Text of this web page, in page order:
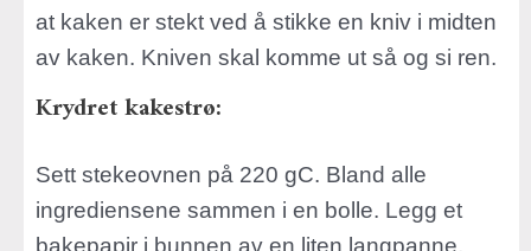
at kaken er stekt ved å stikke en kniv i midten
av kaken. Kniven skal komme ut så og si ren.
Krydret kakestrø:
Sett stekeovnen på 220 gC. Bland alle
ingrediensene sammen i en bolle. Legg et
bakepapir i bunnen av en liten langpanne.